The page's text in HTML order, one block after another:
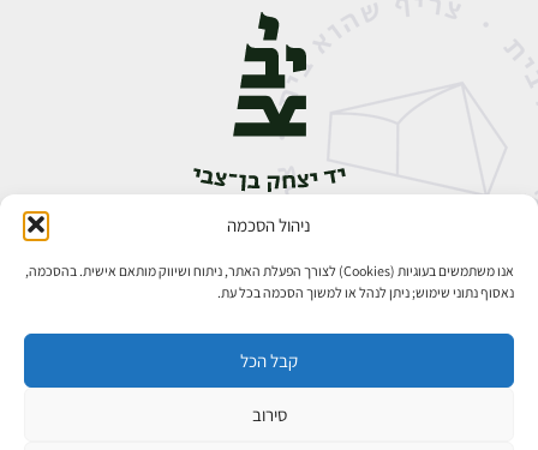
ניהול הסכמה
אנו משתמשים בעוגיות (Cookies) לצורך הפעלת האתר, ניתוח ושיווק מותאם אישית. בהסכמה,
נאסוף נתוני שימוש; ניתן לנהל או למשוך הסכמה בכל עת.
קבל הכל
סירוב
אבן גבירול 14, רחביה, ירושלים